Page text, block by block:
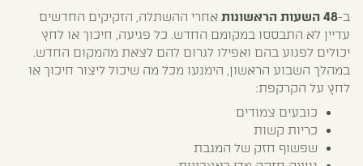
ב-48 השעות הראשונות
אחרי ההשתלה, הזקיקים החדשים
עדיין לא התבססו במקומם החדש. כל פגיעה, חיכוך או לחץ
יכולים לפגוע בהם ואפילו לגרום להם לצאת מהמקום החדש.
במהלך השבוע הראשון, הימנעו מכל מה שיכול ליצור חיכוך או
לחץ על הקרקפת:
כובעים צמודים
כריות קשות
שפשוף חזק של המגבת